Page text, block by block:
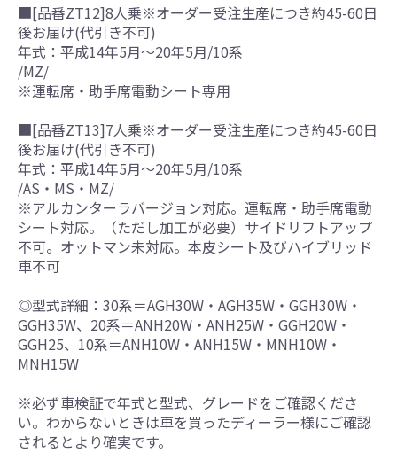
■[品番ZT12]8人乗※オーダー受注生産につき約45-60日
後お届け(代引き不可)
年式：平成14年5月～20年5月/10系
/MZ/
※運転席・助手席電動シート専用
■[品番ZT13]7人乗※オーダー受注生産につき約45-60日
後お届け(代引き不可)
年式：平成14年5月～20年5月/10系
/AS・MS・MZ/
※アルカンターラバージョン対応。運転席・助手席電動
シート対応。（ただし加工が必要）サイドリフトアップ
不可。オットマン未対応。本皮シート及びハイブリッド
車不可
◎型式詳細：30系＝AGH30W・AGH35W・GGH30W・
GGH35W、20系＝ANH20W・ANH25W・GGH20W・
GGH25、10系＝ANH10W・ANH15W・MNH10W・
MNH15W
※必ず車検証で年式と型式、グレードをご確認くださ
い。わからないときは車を買ったディーラー様にご確認
されるとより確実です。